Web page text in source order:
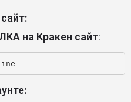
на Кракен сайт: